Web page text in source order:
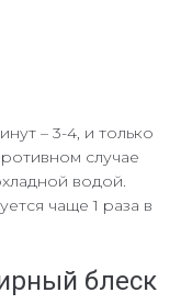
– 3-4, и только
случае
водой.
чаще 1 раза в
блеск